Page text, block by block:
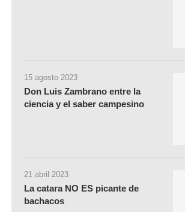
15 agosto 2023
Don Luis Zambrano entre la
ciencia y el saber campesino
21 abril 2023
La catara NO ES picante de
bachacos